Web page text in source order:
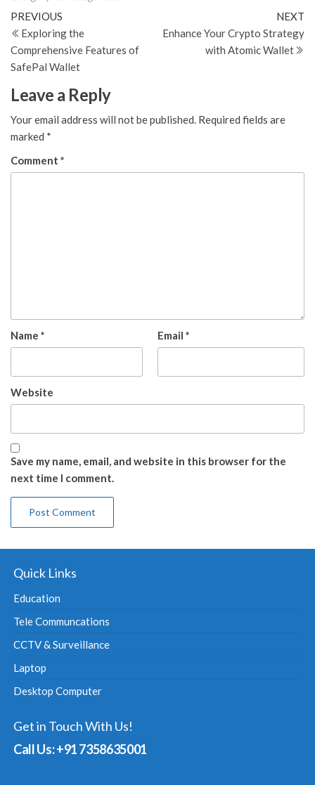
Post
navigation
Previous
Post
PREVIOUS
Exploring the
Comprehensive Features of
SafePal Wallet
NEXT
Enhance Your Crypto Strategy
with Atomic Wallet
Leave a Reply
Your email address will not be published. Required fields are
marked *
Comment *
Name * Email *
Website
Save my name, email, and website in this browser for the
next time I comment.
Quick Links
Education
Tele Communcations
CCTV & Surveillance
Laptop
Desktop Computer
Get in Touch With Us!
Call Us: +91 7358635001